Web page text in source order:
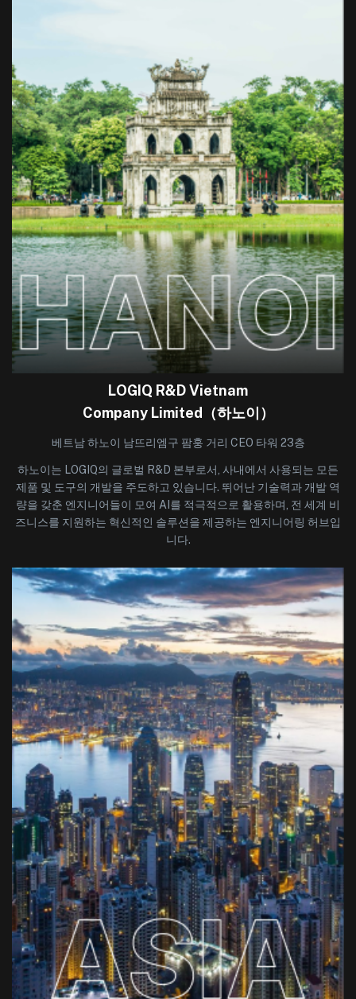
LOGIQ R&D Vietnam
Company Limited（하노이）
베트남 하노이 남뜨리엠구 팜훙 거리 CEO 타워 23층
하노이는 LOGIQ의 글로벌 R&D 본부로서, 사내에서 사용되는 모든
제품 및 도구의 개발을 주도하고 있습니다. 뛰어난 기술력과 개발 역
량을 갖춘 엔지니어들이 모여 AI를 적극적으로 활용하며, 전 세계 비
즈니스를 지원하는 혁신적인 솔루션을 제공하는 엔지니어링 허브입
니다.